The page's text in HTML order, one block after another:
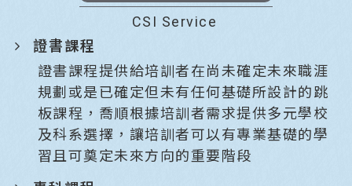
CSI Service
證書課程
證書課程提供給培訓者在尚未確定未來職涯
規劃或是已確定但未有任何基礎所設計的跳
板課程，喬順根據培訓者需求提供多元學校
及科系選擇，讓培訓者可以有專業基礎的學
習且可奠定未來方向的重要階段